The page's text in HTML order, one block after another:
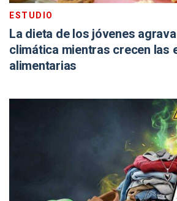
ESTUDIO
La dieta de los jóvenes
climática mientras crecen las
alimentarias